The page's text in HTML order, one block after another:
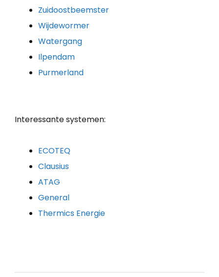
Zuidoostbeemster
Wijdewormer
Watergang
Ilpendam
Purmerland
Interessante systemen:
ECOTEQ
Clausius
ATAG
General
Thermics Energie